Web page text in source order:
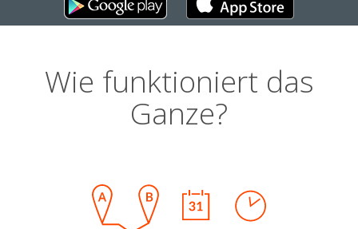
Wie funktioniert das
Ganze?